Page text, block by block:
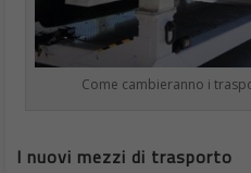
richiedono maggiore spazio per
alta definizione.
Con l’avvento e la diffusione dei
dimensioni dei file video sono